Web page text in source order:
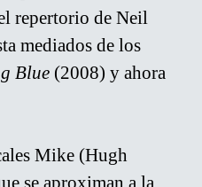
repertorio de Neil
mediados de los
Blue (2008) y ahora
Mike (Hugh